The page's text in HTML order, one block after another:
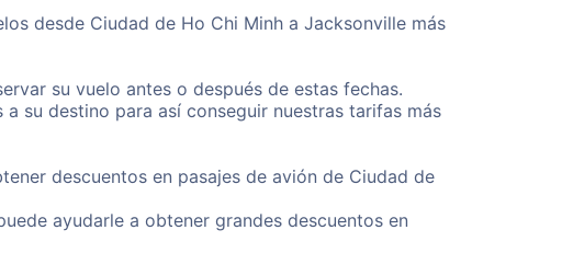
desde Ciudad de Ho Chi Minh a Jacksonville más
su vuelo antes o después de estas fechas.
su destino para así conseguir nuestras tarifas más
descuentos en pasajes de avión de Ciudad de
ayudarle a obtener grandes descuentos en